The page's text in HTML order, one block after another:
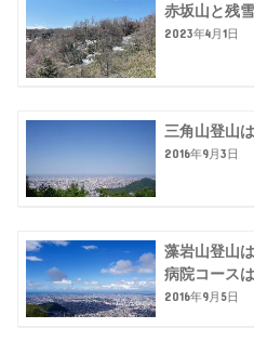
赤坂山と残
2023年4月1日
三角山登山
2016年9月3日
藻岩山登山
病院コース
2016年9月5日